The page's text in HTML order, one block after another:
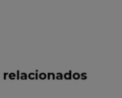
relacionados